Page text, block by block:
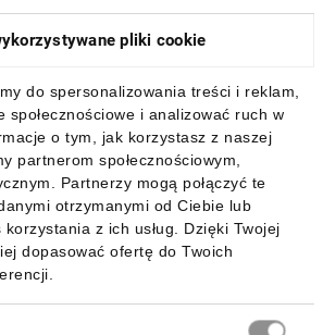
pliki cookie
do spersonalizowania treści i reklam,
społecznościowe i analizować ruch w
o tym, jak korzystasz z naszej
partnerom społecznościowym,
Partnerzy mogą połączyć te
otrzymanymi od Ciebie lub
z ich usług. Dzięki Twojej
dopasować ofertę do Twoich
naszą aplikację mobilną: